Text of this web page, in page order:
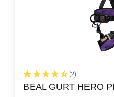
(2)
BEAL GURT HERO